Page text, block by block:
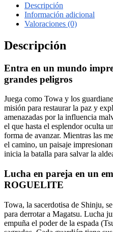
Descripción
Información adicional
Valoraciones (0)
Descripción
Entra en un mundo
grandes peligros
Juega como Towa y los
misión para restaurar la paz y
amenazadas por la influencia
el que hasta el esplendor oculta
forma de avanzar. Mientras las
el camino, un paisaje
inicia la batalla para salvar la
Lucha en pareja en un
ROGUELITE
Towa, la sacerdotisa de Shinju,
para derrotar a Magatsu. Lucha
empuña el poder de la espada